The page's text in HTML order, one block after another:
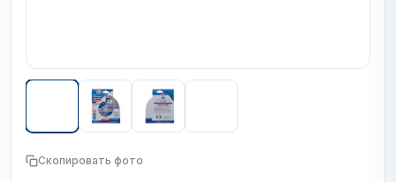
Скопировать фото